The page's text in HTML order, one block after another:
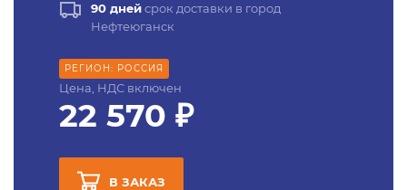
90 днейсрок доставки в город
Нефтеюганск
РЕГИОН: РОССИЯ
Цена, НДС включен
22 570 ₽
В ЗАКАЗ